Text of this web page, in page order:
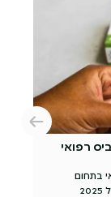
רפואי
בתחום
הסרטן כתבה שפורסמה ב־The Guardian באפריל 2025